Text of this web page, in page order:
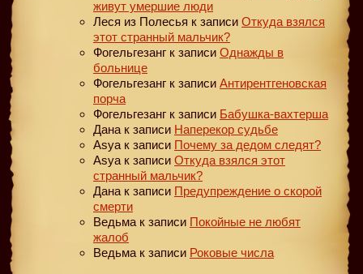
живут умершие люди
Леся из Полесья к записи Откуда взялся
этот странный мальчик?
Фогельгезанг к записи Однажды в
больнице
Фогельгезанг к записи Антирентгеновская
порча
Фогельгезанг к записи Бабушка-вахтерша
Дана к записи Наперекор судьбе
Asya к записи Почему за дедом следят?
Asya к записи Откуда взялся этот
странный мальчик?
Дана к записи Предупреждение о скорой
смерти
Ведьма к записи Покойные не любят
жалоб
Ведьма к записи Роковые числа